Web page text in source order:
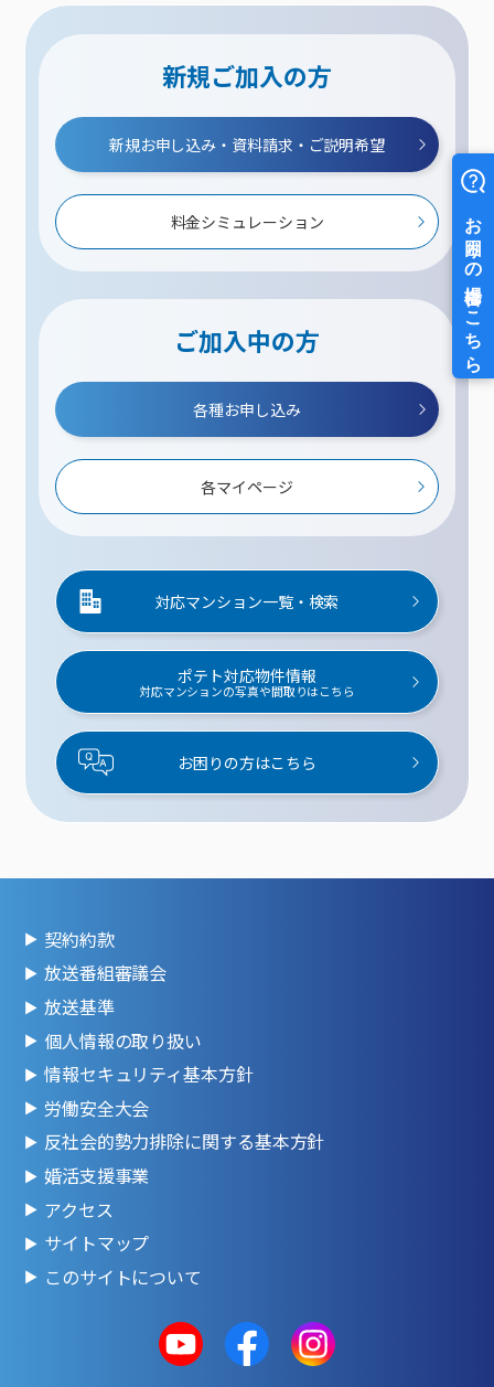
新規ご加入の方
新規お申し込み・資料請求・ご説明希望
料金シミュレーション
ご加入中の方
各種お申し込み
各マイページ
対応マンション一覧・検索
ポテト対応物件情報
対応マンションの写真や間取りはこちら
お困りの方はこちら
契約約款
放送番組審議会
放送基準
個人情報の取り扱い
情報セキュリティ基本方針
労働安全大会
反社会的勢力排除に関する基本方針
婚活支援事業
アクセス
サイトマップ
このサイトについて